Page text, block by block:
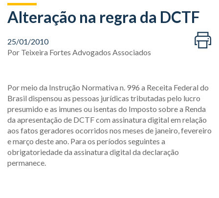
Alteração na regra da DCTF
25/01/2010
Por Teixeira Fortes Advogados Associados
Por meio da Instrução Normativa n. 996 a Receita Federal do
Brasil dispensou as pessoas jurídicas tributadas pelo lucro
presumido e as imunes ou isentas do Imposto sobre a Renda
da apresentação de DCTF com assinatura digital em relação
aos fatos geradores ocorridos nos meses de janeiro, fevereiro
e março deste ano. Para os períodos seguintes a
obrigatoriedade da assinatura digital da declaração
permanece.